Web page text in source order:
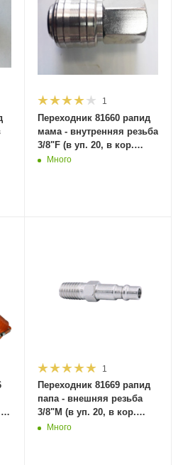
1
Переходник 81660 рапид
мама - внутренняя резьба
3/8"F (в уп. 20, в кор.
1000шт) MaxiTool
Много
1
Переходник 81669 рапид
папа - внешняя резьба
3/8"M (в уп. 20, в кор.
1000шт) MaxiTool
Много